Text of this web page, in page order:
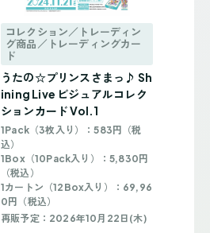
コレクション／トレーディン
グ商品／トレーディングカー
ド
うたの☆プリンスさまっ♪ Sh
ining Live ビジュアルコレク
ションカード Vol.1
1Pack（3枚入り）：583円（税
込）
1Box（10Pack入り）：5,830円
（税込）
1カートン（12Box入り）：69,96
0円（税込）
再販予定：2026年10月22日(木)